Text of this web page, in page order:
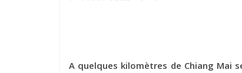
A quelques kilomètres de Chiang Mai